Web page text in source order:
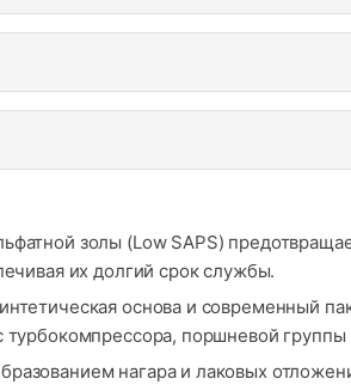
золы (Low SAPS)
их долгий срок службы.
основа и современный
поршневой группы
нагара и лаковых